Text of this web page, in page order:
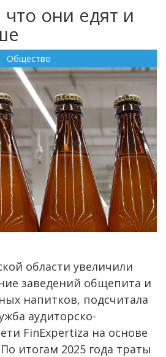
они едят и
Общество
области увеличили
заведений общепита и
напитков, подсчитала
аудиторско-
FinExpertiza на основе
итогам 2025 года траты